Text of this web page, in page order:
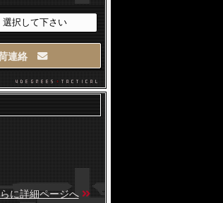
連絡
に詳細ページへ